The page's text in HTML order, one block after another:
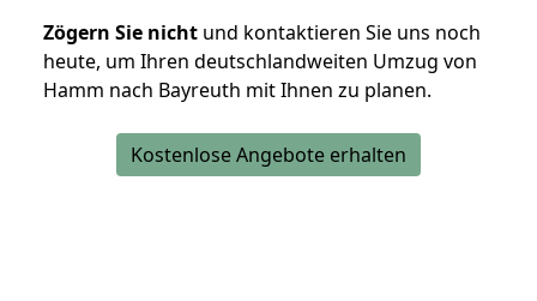
Zögern Sie nicht und kontaktieren Sie uns noch
heute, um Ihren deutschlandweiten Umzug von
Hamm nach Bayreuth mit Ihnen zu planen.
Kostenlose Angebote erhalten